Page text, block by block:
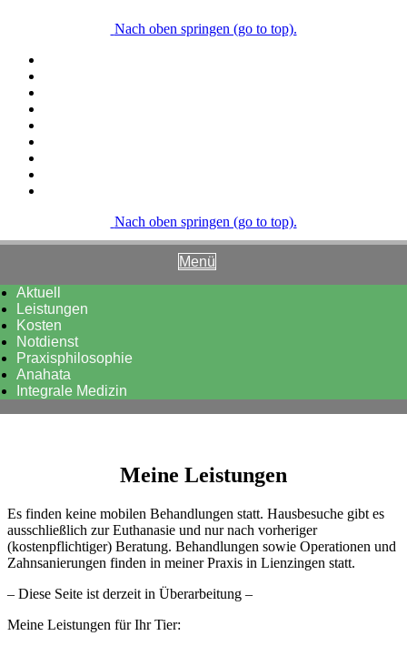
Nach oben springen (go to top).
Nach oben springen (go to top).
Menü
Aktuell
Leistungen
Kosten
Notdienst
Praxisphilosophie
Anahata
Integrale Medizin
Meine Leistungen
Es finden keine mobilen Behandlungen statt. Hausbesuche gibt es
ausschließlich zur Euthanasie und nur nach vorheriger
(kostenpflichtiger) Beratung. Behandlungen sowie Operationen und
Zahnsanierungen finden in meiner Praxis in Lienzingen statt.
– Diese Seite ist derzeit in Überarbeitung –
Meine Leistungen für Ihr Tier: